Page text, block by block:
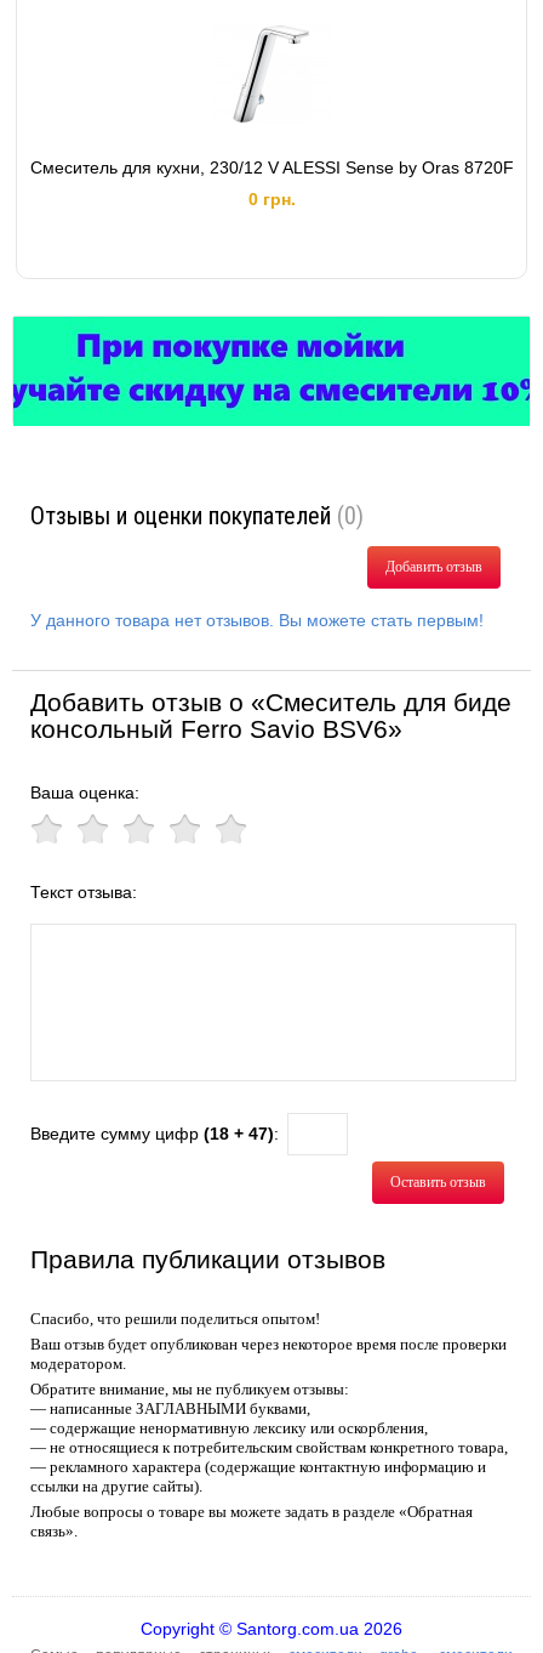
Смеситель для кухни, 230/12 V ALESSI Sense by Oras 8720F
0 грн.
Отзывы и оценки покупателей (0)
Добавить отзыв
У данного товара нет отзывов. Вы можете стать первым!
Добавить отзыв о «Смеситель для биде
консольный Ferro Savio BSV6»
Ваша оценка:
Текст отзыва:
Введите сумму цифр (18 + 47):
Оставить отзыв
Правила публикации отзывов
Спасибо, что решили поделиться опытом!
Ваш отзыв будет опубликован через некоторое время после проверки
модератором.
Обратите внимание, мы не публикуем отзывы:
— написанные ЗАГЛАВНЫМИ буквами,
— содержащие ненормативную лексику или оскорбления,
— не относящиеся к потребительским свойствам конкретного товара,
— рекламного характера (содержащие контактную информацию и
ссылки на другие сайты).
Любые вопросы о товаре вы можете задать в разделе «Обратная
связь».
Copyright © Santorg.com.ua 2026